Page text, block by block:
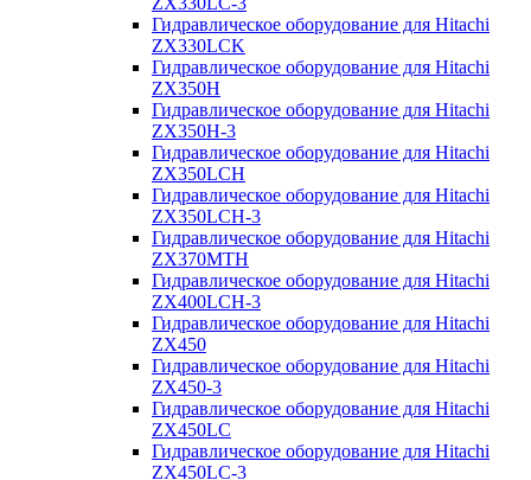
Гидравлическое оборудование для Hitachi
ZX330LCK
Гидравлическое оборудование для Hitachi
ZX350H
Гидравлическое оборудование для Hitachi
ZX350H-3
Гидравлическое оборудование для Hitachi
ZX350LCH
Гидравлическое оборудование для Hitachi
ZX350LCH-3
Гидравлическое оборудование для Hitachi
ZX370MTH
Гидравлическое оборудование для Hitachi
ZX400LCH-3
Гидравлическое оборудование для Hitachi
ZX450
Гидравлическое оборудование для Hitachi
ZX450-3
Гидравлическое оборудование для Hitachi
ZX450LC
Гидравлическое оборудование для Hitachi
ZX450LC-3